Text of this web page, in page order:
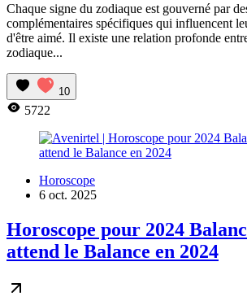
Chaque signe du zodiaque est gouverné par
complémentaires spécifiques qui influencent
d'être aimé. Il existe une relation profonde
zodiaque...
10
5722
Horoscope
6 oct. 2025
Horoscope pour 2024
attend le Balance en 2024